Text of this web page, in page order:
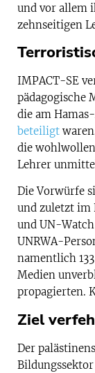
und vor allem
zehnseitigen
IMPACT-SE
pädagogische
die am
beteiligt
die
Lehrer
Die Vorwürfe
und zuletzt im
und UN-
UNRWA-
namentlich
Medien
propagierten.
Ziel
Der
Bildungssektor